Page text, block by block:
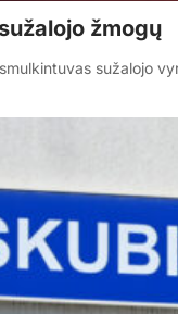
žmogų
sužalojo